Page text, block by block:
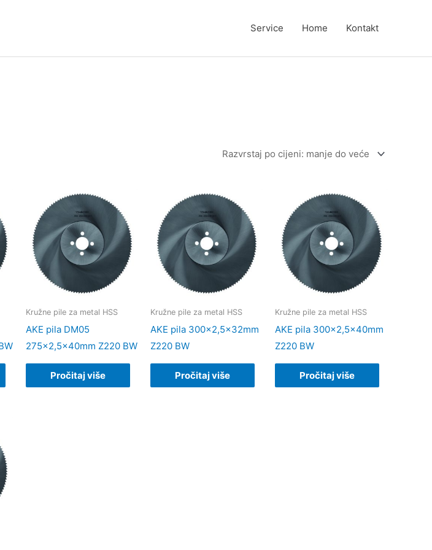
Service Home Kontakt
Kružne pile za metal HSS
AKE pila DM05
275×2,5x40mm Z220 BW
Pročitaj više
Kružne pile za metal HSS
AKE pila 300×2,5x32mm
Z220 BW
Pročitaj više
Kružne pile za metal HSS
AKE pila 300×2,5x40mm
Z220 BW
Pročitaj više